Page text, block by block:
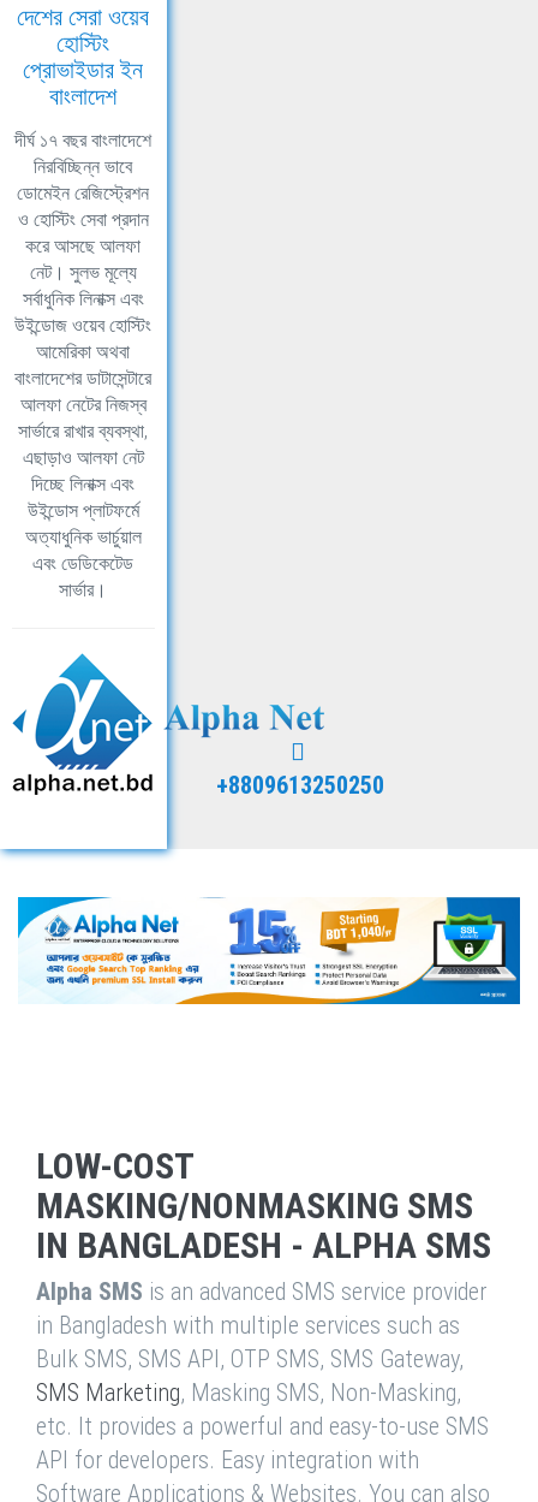
দেশের সেরা ওয়েব
হোস্টিং
প্রোভাইডার ইন
বাংলাদেশ
দীর্ঘ ১৭ বছর বাংলাদেশে
নিরবিচ্ছিন্ন ভাবে
ডোমেইন রেজিস্ট্রেশন
ও হোস্টিং সেবা প্রদান
করে আসছে আলফা
নেট। সুলভ মূল্যে
সর্বাধুনিক লিনাক্স এবং
উইন্ডোজ ওয়েব হোস্টিং
আমেরিকা অথবা
বাংলাদেশের ডাটাসেন্টারে
আলফা নেটের নিজস্ব
সার্ভারে রাখার ব্যবস্থা,
এছাড়াও আলফা নেট
দিচ্ছে লিনাক্স এবং
উইন্ডোস প্লাটফর্মে
অত্যাধুনিক ভার্চুয়াল
এবং ডেডিকেটেড
সার্ভার।
+8809613250250
LOW-COST
MASKING/NONMASKING SMS
IN BANGLADESH - ALPHA SMS
Alpha SMS is an advanced SMS service provider
in Bangladesh with multiple services such as
Bulk SMS, SMS API, OTP SMS, SMS Gateway,
SMS Marketing, Masking SMS, Non-Masking,
etc. It provides a powerful and easy-to-use SMS
API for developers. Easy integration with
Software Applications & Websites. You can also